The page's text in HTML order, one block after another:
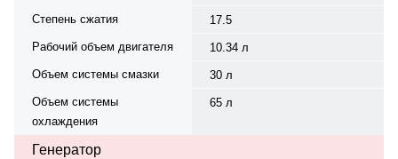
Степень сжатия
17.5
Рабочий объем двигателя
10.34 л
Объем системы смазки
30 л
Объем системы
охлаждения
65 л
Генератор